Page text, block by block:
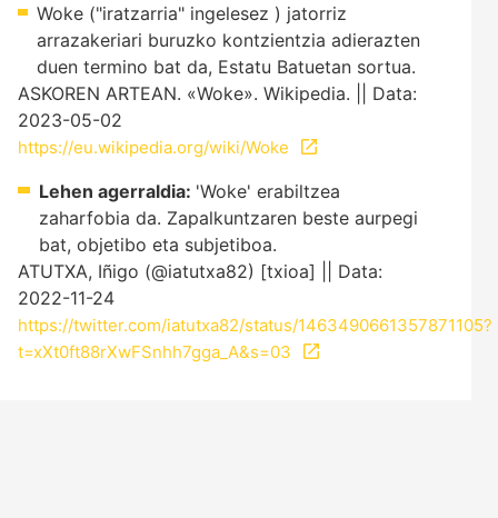
Woke ("iratzarria" ingelesez ) jatorriz
arrazakeriari buruzko kontzientzia adierazten
duen termino bat da, Estatu Batuetan sortua.
ASKOREN ARTEAN. «Woke». Wikipedia. || Data:
2023-05-02
https://eu.wikipedia.org/wiki/Woke
Lehen agerraldia: 'Woke' erabiltzea
zaharfobia da. Zapalkuntzaren beste aurpegi
bat, objetibo eta subjetiboa.
ATUTXA, Iñigo (@iatutxa82) [txioa] || Data:
2022-11-24
https://twitter.com/iatutxa82/status/1463490661357871105?
t=xXt0ft88rXwFSnhh7gga_A&s=03